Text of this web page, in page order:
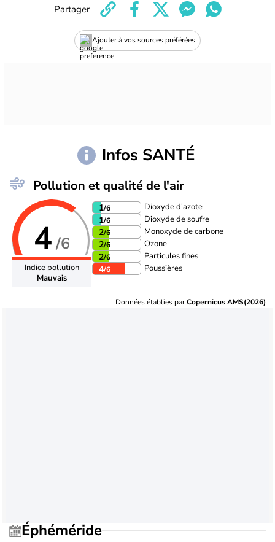
Ajouter à vos sources préférées
Partager
Infos SANTÉ
Pollution et qualité de l'air
4/6
Indice pollution
Mauvais
1/6 Dioxyde d'azote
1/6 Dioxyde de soufre
2/6 Monoxyde de carbone
2/6 Ozone
2/6 Particules fines
4/6 Poussières
Données établies parCopernicus AMS(2026)
Éphéméride